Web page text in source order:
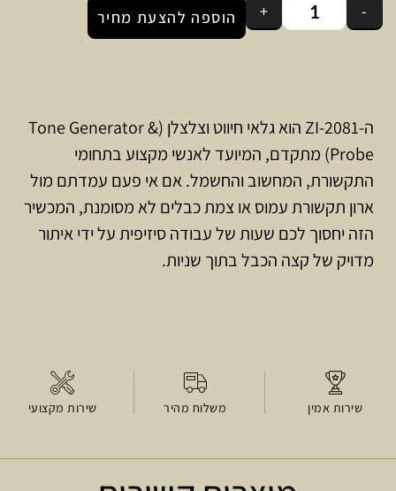
-
+ הוספה להצעת מחיר
ה-ZI-2081 הוא גלאי חיווט וצלצלן (Tone Generator &
Probe) מתקדם, המיועד לאנשי מקצוע בתחומי
התקשורת, המחשוב והחשמל. אם אי פעם עמדתם מול
ארון תקשורת עמוס או צמת כבלים לא מסומנת, המכשיר
הזה יחסוך לכם שעות של עבודה סיזיפית על ידי איתור
מדויק של קצה הכבל בתוך שניות.
שירות אמין משלוח מהיר שירות מקצועי